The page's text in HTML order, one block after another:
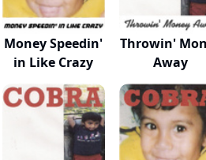
Money Speedin'
in Like Crazy
Throwin'
Away